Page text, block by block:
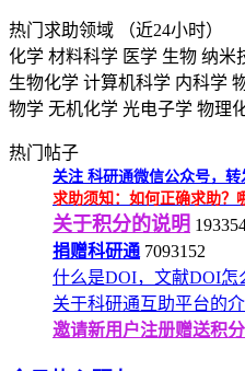
热门求助领域
（近24小时）
化学 材料科学 医学 生物 纳米
生物化学 计算机科学 内科学
物学 无机化学 光电子学 物理
热门帖子
关注 科研通微信公众号，转
求助须知：如何正确求助？
关于积分的说明
捐赠科研通 7093152
什么是DOI，文献DOI怎
关于科研通互助平台的
邀请新用户注册赠送积